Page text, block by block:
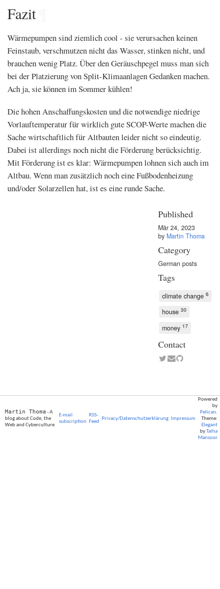
Fazit¶
Wärmepumpen sind ziemlich cool - sie verursachen keinen
Feinstaub, verschmutzen nicht das Wasser, stinken nicht, und
brauchen wenig Platz. Über den Geräuschpegel muss man sich
bei der Platzierung von Split-Klimaanlagen Gedanken machen.
Ach ja, sie können im Sommer kühlen!
Die hohen Anschaffungskosten und die notwendige niedrige
Vorlauftemperatur für wirklich gute SCOP-Werte machen die
Sache wirtschaftlich für Altbauten leider nicht so eindeutig.
Dabei ist allerdings noch nicht die Förderung berücksichtig.
Mit Förderung ist es klar: Wärmepumpen lohnen sich auch im
Altbau. Wenn man zusätzlich noch eine Fußbodenheizung
und/oder Solarzellen hat, ist es eine runde Sache.
Published
Mär 24, 2023
by Martin Thoma
Category
German posts
Tags
climate change 6
house 30
money 17
Contact
Martin Thoma - A
blog about Code, the
Web and Cyberculture
E-mail
subscription
RSS-
Feed
Privacy/Datenschutzerklärung Impressum
Powered
by
Pelican.
Theme:
Elegant
byTalha
Mansoor